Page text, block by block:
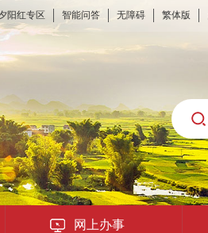
阳红专区 智能问答 无障碍 繁体版
网上办事